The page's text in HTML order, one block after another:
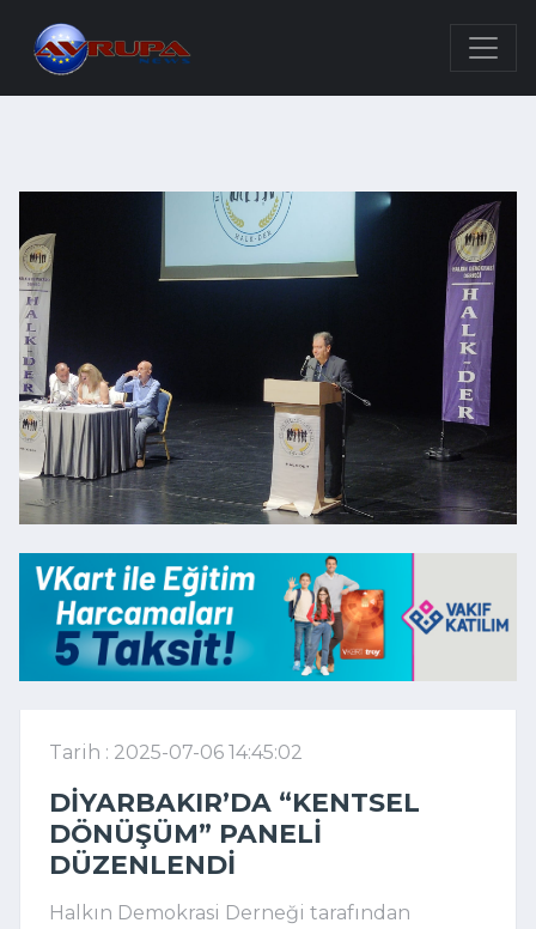
Tarih : 2025-07-06 14:45:02
DIYARBAKIR’DA “KENTSEL
DÖNÜŞÜM” PANELI
DÜZENLENDI
Halkın Demokrasi Derneği tarafından